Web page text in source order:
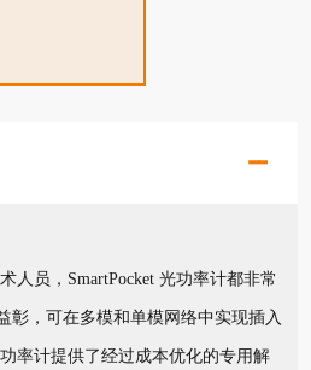
人员，SmartPocket 光功率计都非常
彰，可在多模和单模网络中实现插入
率计提供了经过成本优化的专用解